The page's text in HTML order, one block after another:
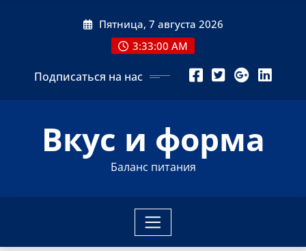
Пятница, 7 августа 2026
3:33:01 AM
Подписаться на нас
Вкус и форма
Баланс питания